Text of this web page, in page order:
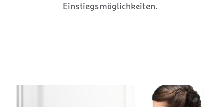
Einstiegsmöglichkeiten.